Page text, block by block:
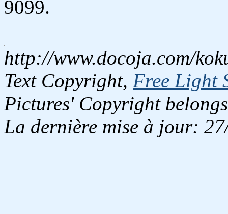
9099.
http://www.docoja.com/
Text Copyright, Free Light
Pictures' Copyright
La dernière mise à jour: